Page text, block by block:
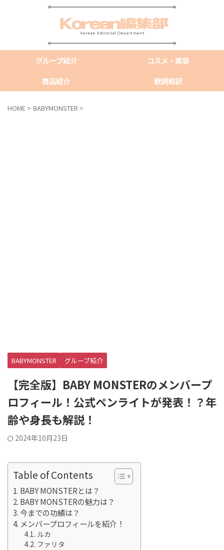
グループ紹介
コスメ・美容
商品紹介
歌詞和訳
HOME > BABYMONSTER >
BABYMONSTER グループ紹介
【完全版】BABY MONSTERのメンバープ
ロフィール！公式ペンライトが発表！？年
齢や身長も解説！
2024年10月23日
Table of Contents
BABY MONSTERとは？
BABY MONSTERの魅力は？
今までの功績は？
メンバープロフィールを紹介！
ルカ
ファリタ